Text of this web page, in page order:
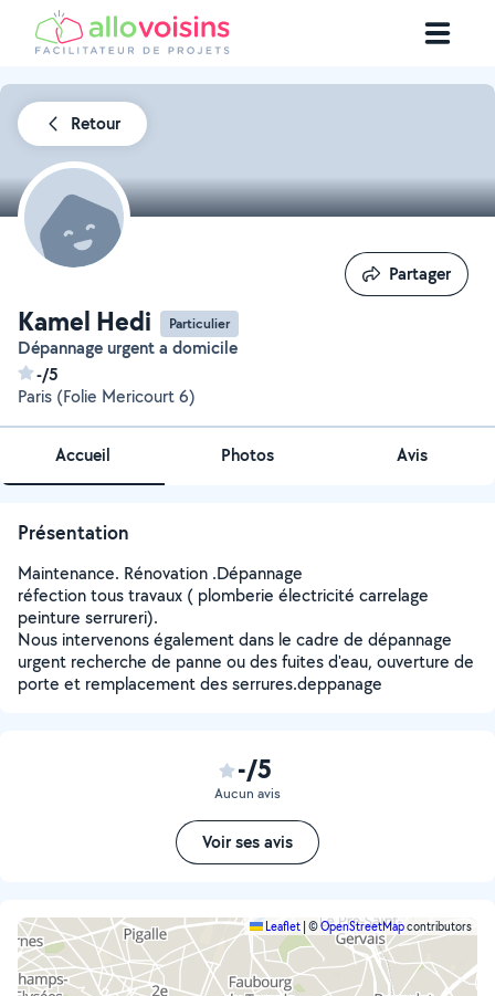
Retour
Kamel Hedi Particulier
Dépannage urgent a domicile
-/5
Paris (Folie Mericourt 6)
Partager
Partager
Accueil Photos Avis
Présentation
Maintenance. Rénovation .Dépannage
réfection tous travaux ( plomberie électricité carrelage
peinture serrureri).
Nous intervenons également dans le cadre de dépannage
urgent recherche de panne ou des fuites d'eau, ouverture de
porte et remplacement des serrures.deppanage
-/5
Aucun avis
Voir ses avis
Leaflet ©OpenStreetMapcontributors